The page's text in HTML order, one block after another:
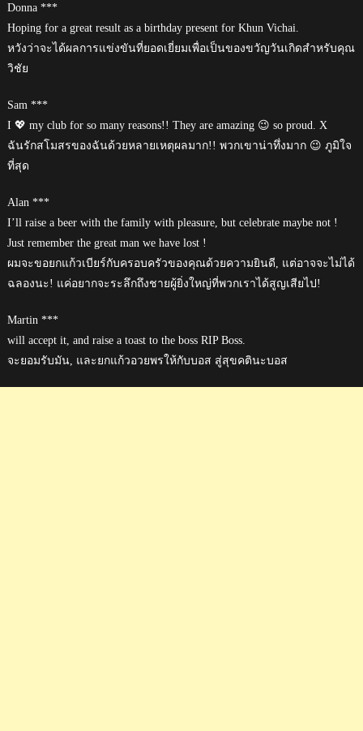
Donna ***
Hoping for a great result as a birthday present for Khun Vichai.
หวังว่าจะได้ผลการแข่งขันที่ยอดเยี่ยมเพื่อเป็นของขวัญวันเกิดสำหรับคุณ
วิชัย
Sam ***
I 💖 my club for so many reasons!! They are amazing 😉 so proud. X
ฉันรักสโมสรของฉันด้วยหลายเหตุผลมาก!! พวกเขาน่าทึ่งมาก 😉 ภูมิใจ
ที่สุด
Alan ***
I’ll raise a beer with the family with pleasure, but celebrate maybe not !
Just remember the great man we have lost !
ผมจะขอยกแก้วเบียร์กับครอบครัวของคุณด้วยความยินดี, แต่อาจจะไม่ได้
ฉลองนะ! แค่อยากจะระลึกถึงชายผู้ยิ่งใหญ่ที่พวกเราได้สูญเสียไป!
Martin ***
will accept it, and raise a toast to the boss RIP Boss.
จะยอมรับมัน, และยกแก้วอวยพรให้กับบอส สู่สุขคตินะบอส